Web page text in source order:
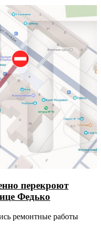
перекроют
Федько
ремонтные работы